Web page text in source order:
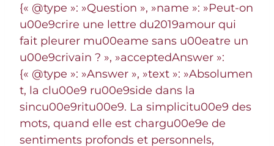
{« @type »: »Question », »name »: »Peut-on
u00e9crire une lettre du2019amour qui
fait pleurer mu00eame sans u00eatre un
u00e9crivain ? », »acceptedAnswer »:
{« @type »: »Answer », »text »: »Absolumen
t, la clu00e9 ru00e9side dans la
sincu00e9ritu00e9. La simplicitu00e9 des
mots, quand elle est chargu00e9e de
sentiments profonds et personnels,